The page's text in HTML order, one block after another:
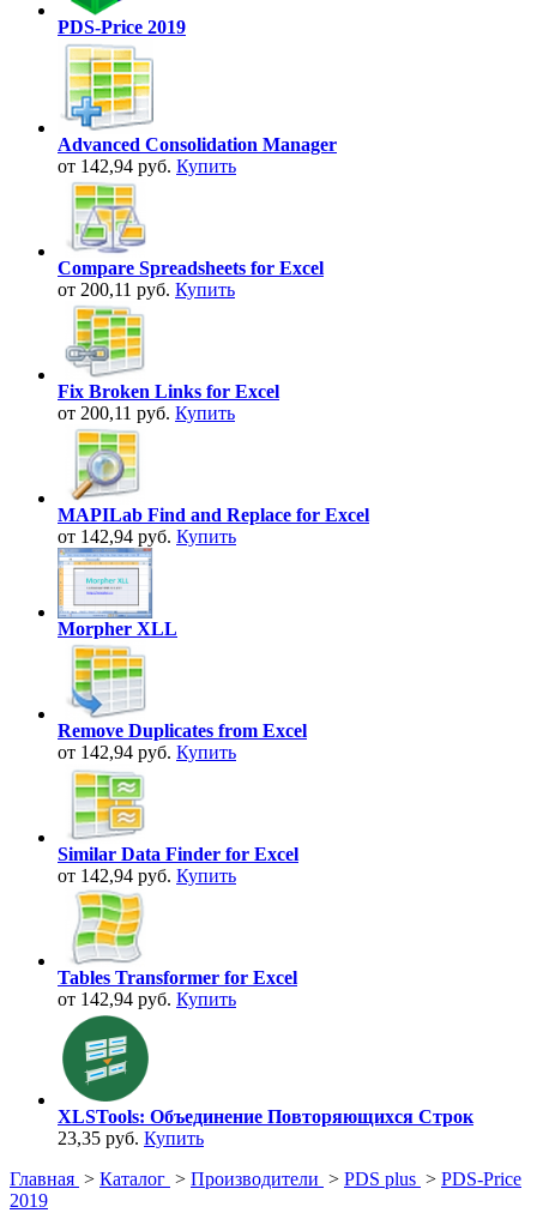
PDS-Price 2019
Advanced Consolidation Manager
от 142,94 руб. Купить
Compare Spreadsheets for Excel
от 200,11 руб. Купить
Fix Broken Links for Excel
от 200,11 руб. Купить
MAPILab Find and Replace for Excel
от 142,94 руб. Купить
Morpher XLL
Remove Duplicates from Excel
от 142,94 руб. Купить
Similar Data Finder for Excel
от 142,94 руб. Купить
Tables Transformer for Excel
от 142,94 руб. Купить
XLSTools: Объединение Повторяющихся Строк
23,35 руб. Купить
Главная > Каталог > Производители > PDS plus > PDS-Price
2019